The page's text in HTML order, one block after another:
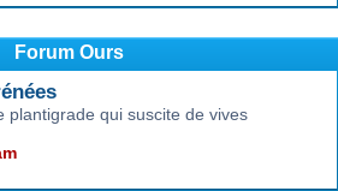
Forum Ours
plantigrade qui suscite de vives